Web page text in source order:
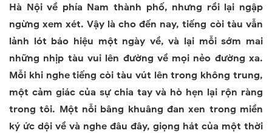
Hà Nội về phía Nam thành phố, nhưng rồi lại ngập
ngừng xem xét. Vậy là cho đến nay, tiếng còi tàu vẫn
lảnh lót báo hiệu một ngày về, và lại mỗi sớm mai
những nhịp tàu vui lên đường về mọi nẻo đường xa.
Mỗi khi nghe tiếng còi tàu vút lên trong không trung,
một cảm giác của sự chia tay và hò hẹn lại rộn ràng
trong tôi. Một nỗi bâng khuâng đan xen trong miền
ký ức dội về và nghe đâu đây, giọng hát của một thời